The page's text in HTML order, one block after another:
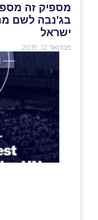
בג'נבה לשם
ישראל
פברואר 12, 2019